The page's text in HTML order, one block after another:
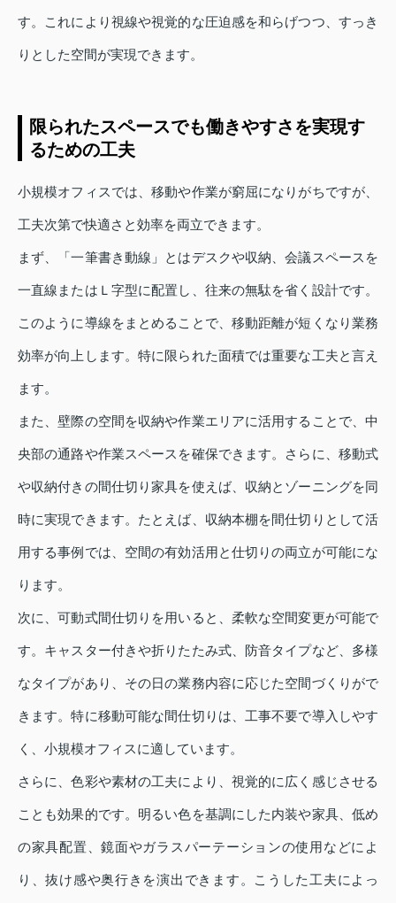
す。これにより視線や視覚的な圧迫感を和らげつつ、すっき
りとした空間が実現できます。
限られたスペースでも働きやすさを実現す
るための工夫
小規模オフィスでは、移動や作業が窮屈になりがちですが、
工夫次第で快適さと効率を両立できます。
まず、「一筆書き動線」とはデスクや収納、会議スペースを
一直線またはＬ字型に配置し、往来の無駄を省く設計です。
このように導線をまとめることで、移動距離が短くなり業務
効率が向上します。特に限られた面積では重要な工夫と言え
ます。
また、壁際の空間を収納や作業エリアに活用することで、中
央部の通路や作業スペースを確保できます。さらに、移動式
や収納付きの間仕切り家具を使えば、収納とゾーニングを同
時に実現できます。たとえば、収納本棚を間仕切りとして活
用する事例では、空間の有効活用と仕切りの両立が可能にな
ります。
次に、可動式間仕切りを用いると、柔軟な空間変更が可能で
す。キャスター付きや折りたたみ式、防音タイプなど、多様
なタイプがあり、その日の業務内容に応じた空間づくりがで
きます。特に移動可能な間仕切りは、工事不要で導入しやす
く、小規模オフィスに適しています。
さらに、色彩や素材の工夫により、視覚的に広く感じさせる
ことも効果的です。明るい色を基調にした内装や家具、低め
の家具配置、鏡面やガラスパーテーションの使用などによ
り、抜け感や奥行きを演出できます。こうした工夫によっ